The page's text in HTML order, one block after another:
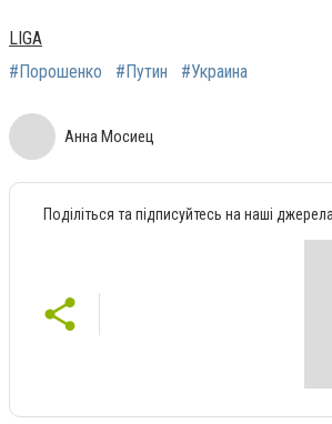
LIGA
#Порошенко
#Путин #Украина
Анна Мосиец
Поділіться та підписуйтесь на наші джерела